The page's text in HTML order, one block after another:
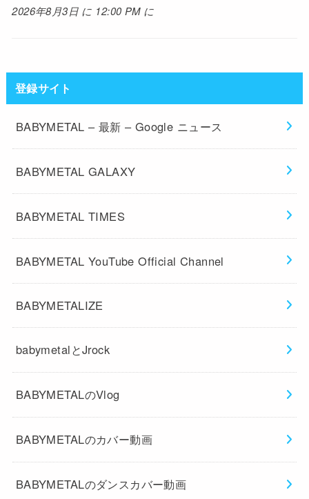
2026年8月3日 に 12:00 PM に
登録サイト
BABYMETAL – 最新 – Google ニュース
BABYMETAL GALAXY
BABYMETAL TIMES
BABYMETAL YouTube Official Channel
BABYMETALIZE
babymetalとJrock
BABYMETALのVlog
BABYMETALのカバー動画
BABYMETALのダンスカバー動画